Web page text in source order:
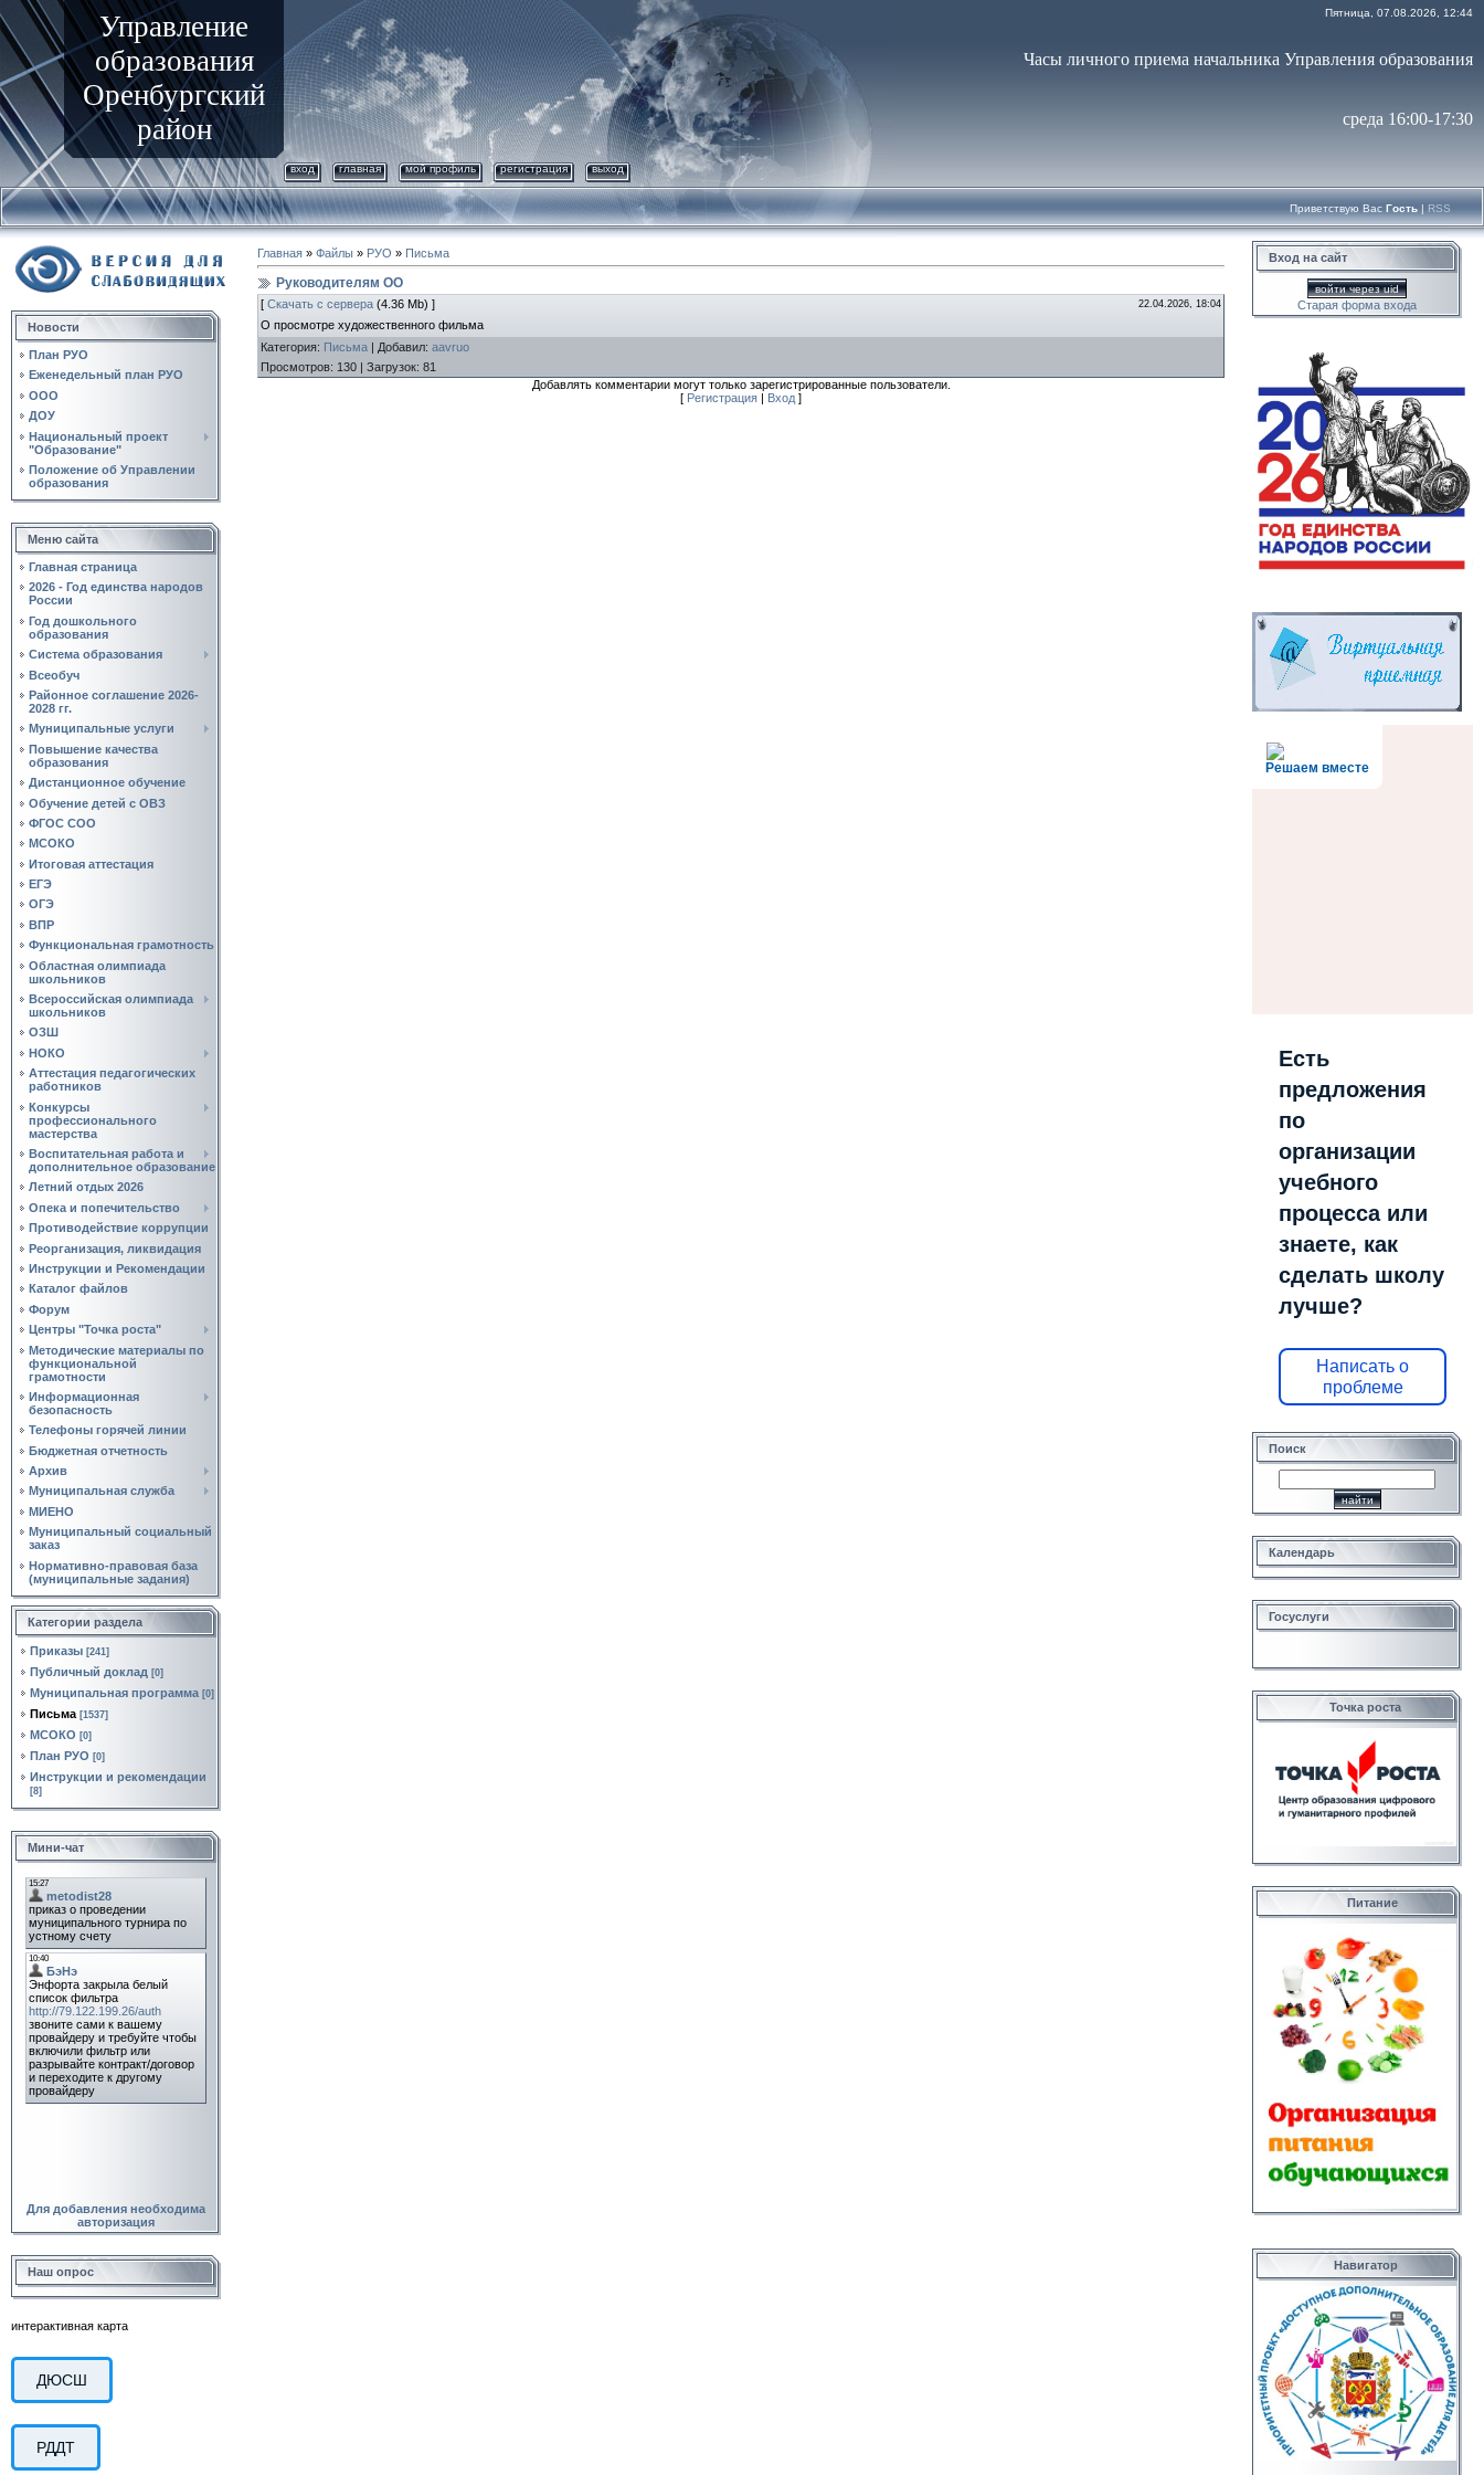
Управление
образования
Оренбургский
район
Пятница, 07.08.2026, 12:44
Часы личного приема начальника Управления образования
среда 16:00-17:30
вход главная мой профиль регистрация выход
Приветствую Вас Гость | RSS
Новости
План РУО
Еженедельный план РУО
ООО
ДОУ
Национальный проект
"Образование"
Положение об Управлении
образования
Меню сайта
Главная страница
2026 - Год единства народов
России
Год дошкольного
образования
Система образования
Всеобуч
Районное соглашение 2026-
2028 гг.
Муниципальные услуги
Повышение качества
образования
Дистанционное обучение
Обучение детей с ОВЗ
ФГОС СОО
МСОКО
Итоговая аттестация
ЕГЭ
ОГЭ
ВПР
Функциональная грамотность
Областная олимпиада
школьников
Всероссийская олимпиада
школьников
ОЗШ
НОКО
Аттестация педагогических
работников
Конкурсы
профессионального
мастерства
Воспитательная работа и
дополнительное образование
Летний отдых 2026
Опека и попечительство
Противодействие коррупции
Реорганизация, ликвидация
Инструкции и Рекомендации
Каталог файлов
Форум
Центры "Точка роста"
Методические материалы по
функциональной
грамотности
Информационная
безопасность
Телефоны горячей линии
Бюджетная отчетность
Архив
Муниципальная служба
МИЕНО
Муниципальный социальный
заказ
Нормативно‑правовая база
(муниципальные задания)
Категории раздела
Приказы [241]
Публичный доклад [0]
Муниципальная программа [0]
Письма [1537]
МСОКО [0]
План РУО [0]
Инструкции и рекомендации
[8]
Мини-чат
Для добавления необходима
авторизация
Наш опрос
интерактивная карта
ДЮСШ
РДДТ
Главная » Файлы » РУО » Письма
Руководителям ОО
[ Скачать с сервера (4.36 Mb) ] 22.04.2026, 18:04
О просмотре художественного фильма
Категория: Письма | Добавил: aavruo
Просмотров: 130 | Загрузок: 81
Добавлять комментарии могут только зарегистрированные пользователи.
[ Регистрация | Вход ]
Вход на сайт
войти через uid
Старая форма входа
Решаем вместе
Есть
предложения
по
организации
учебного
процесса или
знаете, как
сделать школу
лучше?
Написать о
проблеме
Поиск
Календарь
Госуслуги
Точка роста
Питание
Навигатор